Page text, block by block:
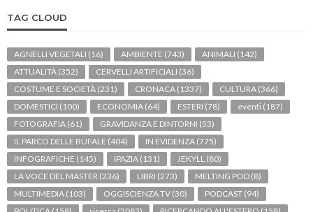
TAG CLOUD
AGNELLI VEGETALI (16) AMBIENTE (743) ANIMALI (142)
ATTUALITÀ (352) CERVELLI ARTIFICIALI (36)
COSTUME E SOCIETÀ (231) CRONACA (1337) CULTURA (366)
DOMESTICI (100) ECONOMIA (64) ESTERI (78) eventi (187)
FOTOGRAFIA (61) GRAVIDANZA E DINTORNI (53)
IL PARCO DELLE BUFALE (404) IN EVIDENZA (775)
INFOGRAFICHE (145) IPAZIA (131) JEKYLL (80)
LA VOCE DEL MASTER (236) LIBRI (273) MELTING POD (8)
MULTIMEDIA (103) OGGISCIENZA TV (30) PODCAST (94)